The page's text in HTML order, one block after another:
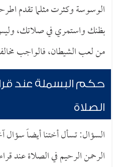
الوسوسة وكثرت مثلما تقدم
بظنك واستمري في صلاتك،
من لعب الشيطان، فالواجب
حكم البسملة عند
الصلاة
السؤال: تسأل أختنا أيضاً سؤال
الرحمن الرحيم في الصلاة عند